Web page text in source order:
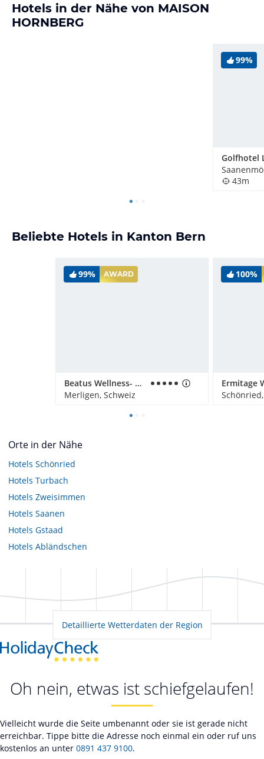
Hotels in der Nähe von MAISON
HORNBERG
99%
43m
Beliebte Hotels in Kanton Bern
99% AWARD
Beatus Wellness- & Spa-Hotel
Merligen, Schweiz
100%
Orte in der Nähe
Hotels Schönried
Hotels Turbach
Hotels Zweisimmen
Hotels Saanen
Hotels Gstaad
Hotels Abländschen
Detaillierte Wetterdaten der Region
Oh nein, etwas ist schiefgelaufen!
Vielleicht wurde die Seite umbenannt oder sie ist gerade nicht
erreichbar. Tippe bitte die Adresse noch einmal ein oder ruf uns
kostenlos an unter 0891 437 9100.